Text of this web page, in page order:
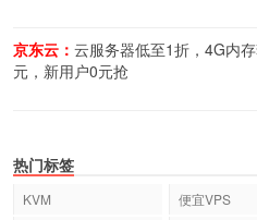
京东云： 云服务器低至1折，4G内
元，新用户0元抢
热门标签
KVM 便宜VPS